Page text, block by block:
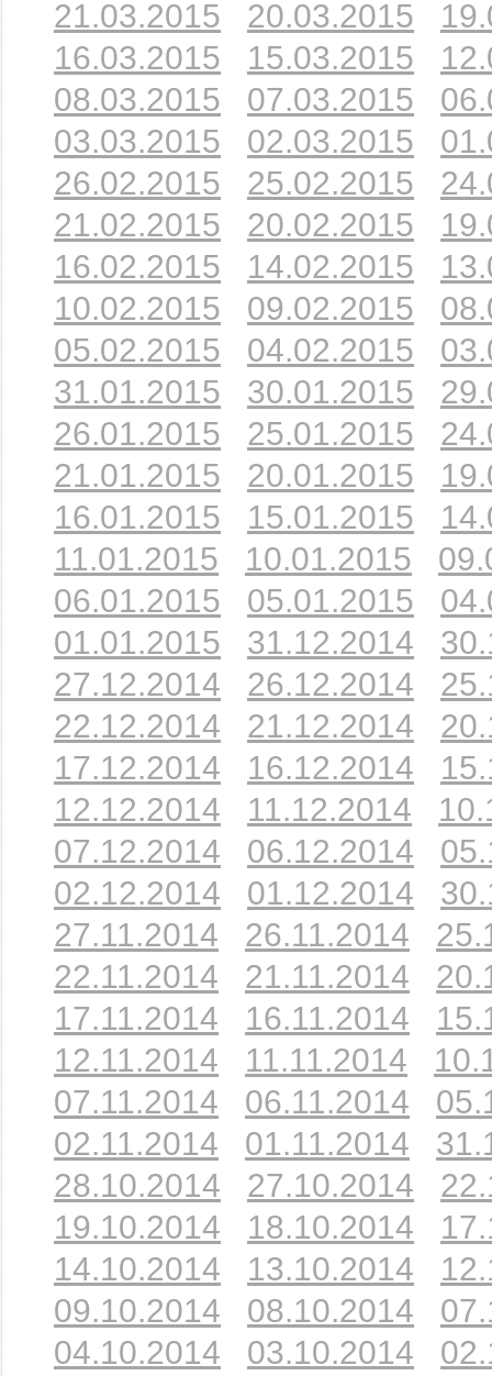
21.03.2015
20.03.2015
16.03.2015
15.03.2015
08.03.2015
07.03.2015
03.03.2015
02.03.2015
26.02.2015
25.02.2015
21.02.2015
20.02.2015
16.02.2015
14.02.2015
10.02.2015
09.02.2015
05.02.2015
04.02.2015
31.01.2015
30.01.2015
26.01.2015
25.01.2015
21.01.2015
20.01.2015
16.01.2015
15.01.2015
11.01.2015
10.01.2015
06.01.2015
05.01.2015
01.01.2015
31.12.2014
27.12.2014
26.12.2014
22.12.2014
21.12.2014
17.12.2014
16.12.2014
12.12.2014
11.12.2014
07.12.2014
06.12.2014
02.12.2014
01.12.2014
27.11.2014
26.11.2014
22.11.2014
21.11.2014
17.11.2014
16.11.2014
12.11.2014
11.11.2014
07.11.2014
06.11.2014
02.11.2014
01.11.2014
28.10.2014
27.10.2014
19.10.2014
18.10.2014
14.10.2014
13.10.2014
09.10.2014
08.10.2014
04.10.2014
03.10.2014